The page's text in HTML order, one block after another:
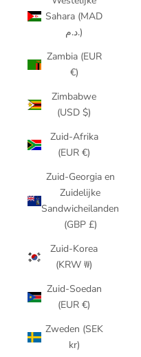
Sahara (MAD
د.م.)
Zambia (EUR
€)
Zimbabwe
(USD $)
Zuid-Afrika
(EUR €)
Zuid-Georgia en
Zuidelijke
Sandwicheilanden
(GBP £)
Zuid-Korea
(KRW ₩)
Zuid-Soedan
(EUR €)
Zweden (SEK
kr)